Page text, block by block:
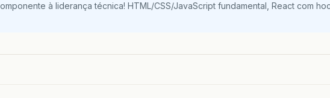
à liderança técnica! HTML/CSS/JavaScript fundamental, React com